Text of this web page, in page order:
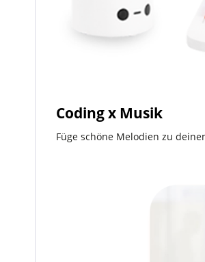
Coding x Musik
Füge schöne Melodien zu